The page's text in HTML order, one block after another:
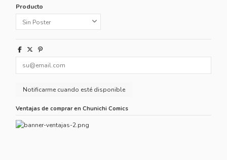
Producto
Ventajas de comprar en Chunichi Comics